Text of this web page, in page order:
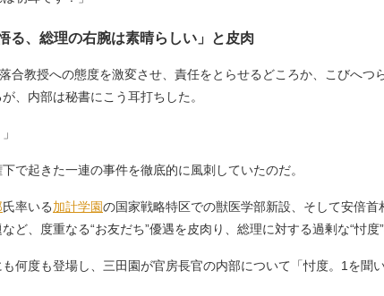
る、総理の右腕は素晴らしい」と皮肉
合教授への態度を激変させ、責任をとらせるどころか、こびへ
、内部は秘書にこう耳打ちした。
で起きた一連の事件を徹底的に風刺していたのだ。
氏率いる加計学園の国家戦略特区での獣医学部新設、そして安倍
など、度重なる“お友だち”優遇を皮肉り、総理に対する過剰な“忖度
何度も登場し、三田園が官房長官の内部について「忖度。1を聞